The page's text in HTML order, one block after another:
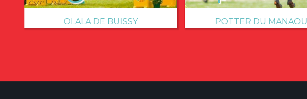
OLALA DE BUISSY POTTER DU MANAOU